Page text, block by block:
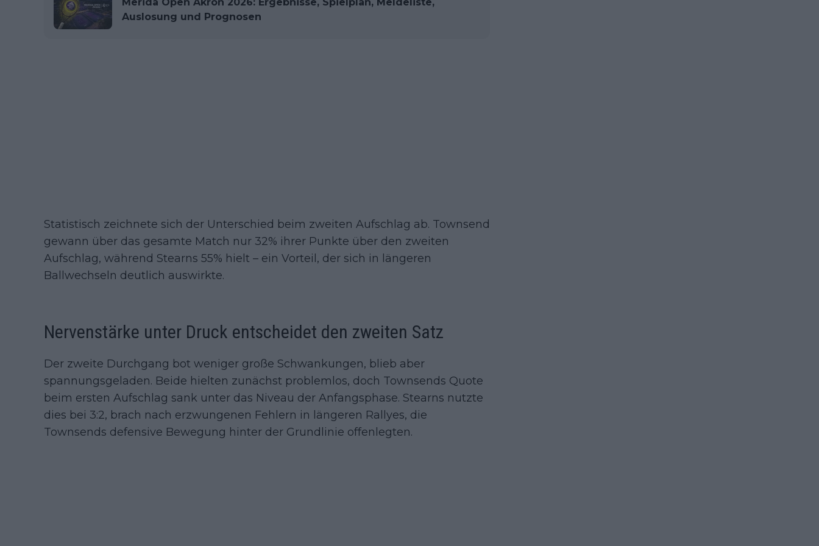
Auslosung und Prognosen
Statistisch zeichnete sich der Unterschied beim zweiten Aufschlag ab. Townsend
gewann über das gesamte Match nur 32% ihrer Punkte über den zweiten
Aufschlag, während Stearns 55% hielt – ein Vorteil, der sich in längeren
Ballwechseln deutlich auswirkte.
Nervenstärke unter Druck entscheidet den zweiten Satz
Der zweite Durchgang bot weniger große Schwankungen, blieb aber
spannungsgeladen. Beide hielten zunächst problemlos, doch Townsends Quote
beim ersten Aufschlag sank unter das Niveau der Anfangsphase. Stearns nutzte
dies bei 3:2, brach nach erzwungenen Fehlern in längeren Rallyes, die
Townsends defensive Bewegung hinter der Grundlinie offenlegten.